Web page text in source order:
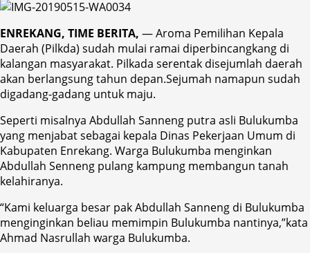
ENREKANG, TIME BERITA, — Aroma Pemilihan Kepala
Daerah (Pilkda) sudah mulai ramai diperbincangkang di
kalangan masyarakat. Pilkada serentak disejumlah daerah
akan berlangsung tahun depan.Sejumah namapun sudah
digadang-gadang untuk maju.
Seperti misalnya Abdullah Sanneng putra asli Bulukumba
yang menjabat sebagai kepala Dinas Pekerjaan Umum di
Kabupaten Enrekang. Warga Bulukumba menginkan
Abdullah Senneng pulang kampung membangun tanah
kelahiranya.
“Kami keluarga besar pak Abdullah Sanneng di Bulukumba
menginginkan beliau memimpin Bulukumba nantinya,”kata
Ahmad Nasrullah warga Bulukumba.